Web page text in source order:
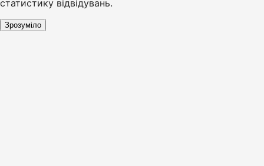
статистику відвідувань.
Зрозуміло